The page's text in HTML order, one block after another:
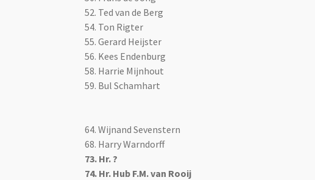
52. Ted van de Berg
54. Ton Rigter
55. Gerard Heijster
56. Kees Endenburg
58. Harrie Mijnhout
59. Bul Schamhart
64. Wijnand Sevenstern
68. Harry Warndorff
73. Hr. ?
74. Hr. Hub F.M. van Rooij